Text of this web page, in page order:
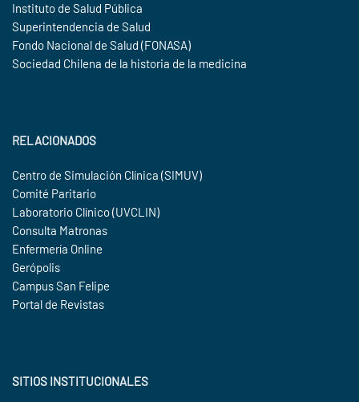
Instituto de Salud Pública
Superintendencia de Salud
Fondo Nacional de Salud (FONASA)
Sociedad Chilena de la historia de la medicina
RELACIONADOS
Centro de Simulación Clínica (SIMUV)
Comité Paritario
Laboratorio Clínico (UVCLIN)
Consulta Matronas
Enfermería Online
Gerópolis
Campus San Felipe
Portal de Revistas
SITIOS INSTITUCIONALES